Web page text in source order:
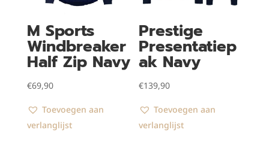
M Sports
Windbreaker
Half Zip Navy
€69,90
Toevoegen aan
verlanglijst
Prestige
Presentatiep
ak Navy
€139,90
Toevoegen aan
verlanglijst